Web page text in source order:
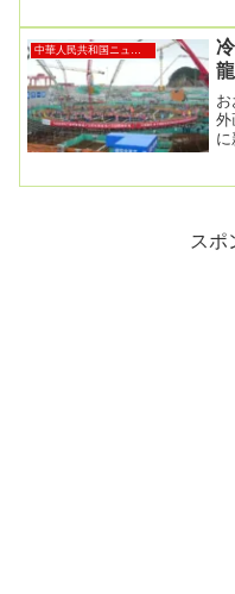
中華人民共和国ニュース
外
スポ